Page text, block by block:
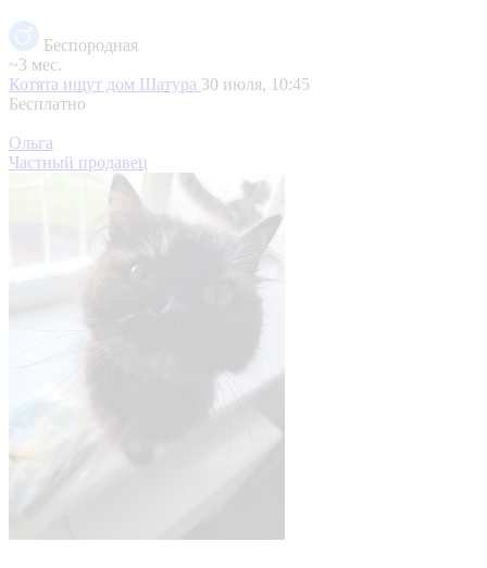
Беспородная
~3 мес.
Котята ищут дом Шатура 30 июля, 10:45
Бесплатно
Ольга
Частный продавец